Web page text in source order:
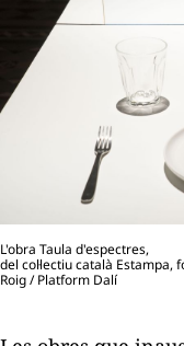
L'obra Taula d'espectres​,
del col·lectiu català
Roig / Platform Dalí​​​​​​